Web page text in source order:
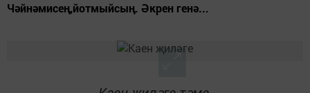
Чәйнәмисең,йотмыйсың. Әкрен генә...